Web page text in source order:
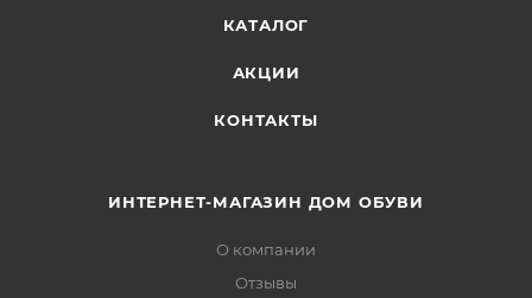
КАТАЛОГ
АКЦИИ
КОНТАКТЫ
ИНТЕРНЕТ-МАГАЗИН ДОМ ОБУВИ
О компании
Отзывы